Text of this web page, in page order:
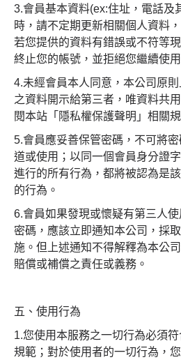
3.會員基本資料(ex:住址，電話及
時，請不定期更新相關個人資料
若您提供的資料有錯誤或不符等
終止您的帳號，並拒絕您繼續使
4.未經會員本人同意，本公司原
之資料開示給第三者，唯資料共
閱本站「隱私權保護聲明」相關規
5.會員應妥善保管密碼，不可將
道或使用；以同一個會員身分證
進行的所有行為，都將被認為是
的行為。
6.會員如果發現或懷疑有第三人
密碼，應該立即通知本公司，採
施。但上述通知不得解釋為本公
賠償或補償之責任或義務。
五、使用行為
1.您使用本服務之一切行為必須
規範；對於使用者的一切行為，